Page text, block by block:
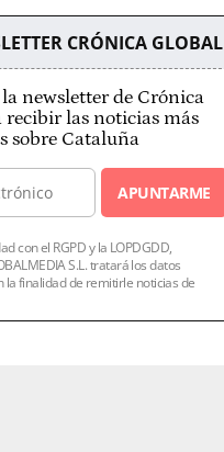
CRÓNICA GLOBAL
newsletter de Crónica
recibir las noticias más
sobre Cataluña
APUNTARME
con el RGPD y la LOPDGDD,
S.L. tratará los datos
la finalidad de remitirle noticias de